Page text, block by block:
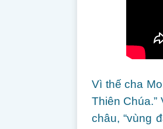
Vì thế cha
Thiên
châu, “vùng